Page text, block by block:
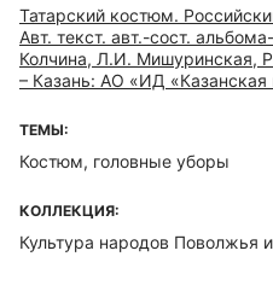
Татарский костюм.
Авт. текст. авт.-сост.
Колчина, Л.И. Мишуринская,
– Казань: АО «ИД
ТЕМЫ:
Костюм, головные уборы
КОЛЛЕКЦИЯ:
Культура народов Поволжья